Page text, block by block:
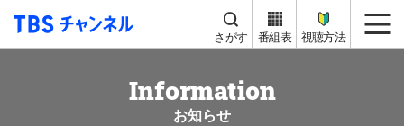
TBS チャンネル
さがす 番組表 視聴方法
Information
お知らせ